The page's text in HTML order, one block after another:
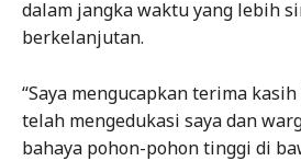
dalam jangka waktu yang lebih
berkelanjutan.
“Saya mengucapkan terima
telah mengedukasi saya dan
bahaya pohon-pohon tinggi di